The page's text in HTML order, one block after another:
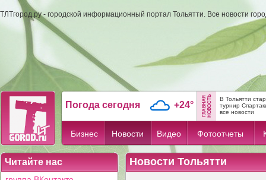
ТЛТгород.ру - городской информационный портал Тольятти. Все новости
Погода сегодня +24°
В Тольятти
турнир
все новости
Бизнес Новости Видео Фотоотчеты
Читайте нас Новости Тольятти